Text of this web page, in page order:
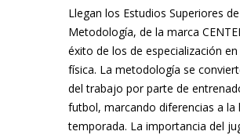
Llegan los Estudios Superiores
Metodología, de la marca
éxito de los de especialización
física. La metodología se
del trabajo por parte de
futbol, marcando diferencias a la
temporada. La importancia del